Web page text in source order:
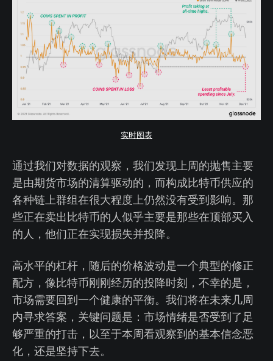
实时图表
通过我们对数据的观察，我们发现上周的抛售主要
是由期货市场的清算驱动的，而构成比特币供应的
各种链上群组在很大程度上仍然没有受到影响。那
些正在卖出比特币的人似乎主要是那些在顶部买入
的人，他们正在实现损失并投降。
高水平的杠杆，随后的价格波动是一个典型的修正
配方，像比特币刚刚经历的投降时刻，不幸的是，
市场需要回到一个健康的平衡。我们将在未来几周
内寻求答案，关键问题是：市场情绪是否受到了足
够严重的打击，以至于本周看观察到的基本信念恶
化，还是坚持下去。